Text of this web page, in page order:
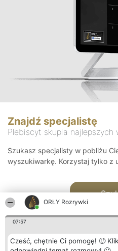
ORŁY Rozrywki
07:57
Cześć, chętnie Ci pomogę! 🙂
Znajdź specjalistę
Plebiscyt skupia najlepszych
Szukasz specjalisty w pobliżu
wyszukiwarkę. Korzystaj tylko z